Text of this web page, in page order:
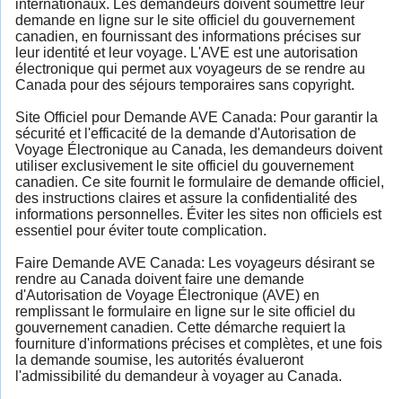
internationaux. Les demandeurs doivent soumettre leur
demande en ligne sur le site officiel du gouvernement
canadien, en fournissant des informations précises sur
leur identité et leur voyage. L'AVE est une autorisation
électronique qui permet aux voyageurs de se rendre au
Canada pour des séjours temporaires sans copyright.
Site Officiel pour Demande AVE Canada: Pour garantir la
sécurité et l'efficacité de la demande d'Autorisation de
Voyage Électronique au Canada, les demandeurs doivent
utiliser exclusivement le site officiel du gouvernement
canadien. Ce site fournit le formulaire de demande officiel,
des instructions claires et assure la confidentialité des
informations personnelles. Éviter les sites non officiels est
essentiel pour éviter toute complication.
Faire Demande AVE Canada: Les voyageurs désirant se
rendre au Canada doivent faire une demande
d'Autorisation de Voyage Électronique (AVE) en
remplissant le formulaire en ligne sur le site officiel du
gouvernement canadien. Cette démarche requiert la
fourniture d'informations précises et complètes, et une fois
la demande soumise, les autorités évalueront
l'admissibilité du demandeur à voyager au Canada.